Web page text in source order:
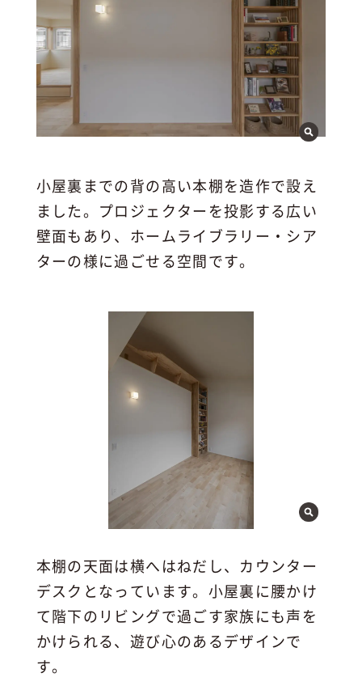
小屋裏までの背の高い本棚を造作で設え
ました。プロジェクターを投影する広い
壁面もあり、ホームライブラリー・シア
ターの様に過ごせる空間です。
本棚の天面は横へはねだし、カウンター
デスクとなっています。小屋裏に腰かけ
て階下のリビングで過ごす家族にも声を
かけられる、遊び心のあるデザインで
す。